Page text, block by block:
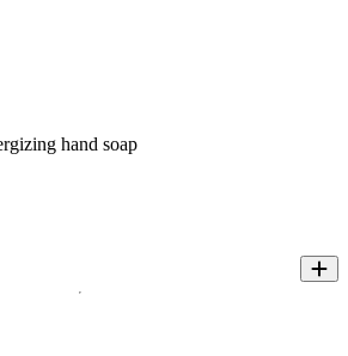
hand soap